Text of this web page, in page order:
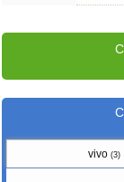
vivo (3)